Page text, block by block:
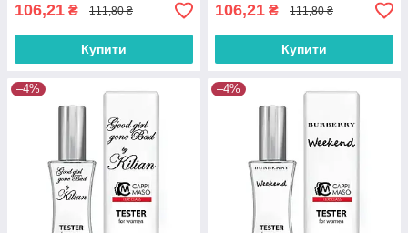
106,21 ₴ 111,80 ₴
Купити
106,21 ₴ 111,80 ₴
Купити
–4% –4%